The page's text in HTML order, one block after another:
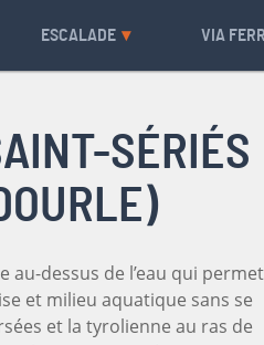
ESCALADE VIA
SÉRIÉS
au-dessus de l’eau qui permet
et milieu aquatique sans se
et la tyrolienne au ras de